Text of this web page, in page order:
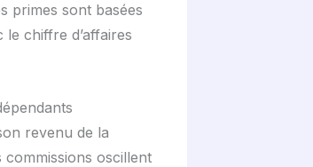
primes sont basées
chiffre d’affaires
revenu de la
oscillent